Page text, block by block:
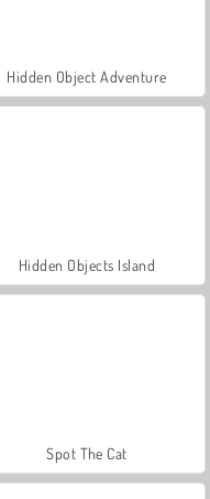
Hidden Object Adventure
Hidden Objects Island
Spot The Cat